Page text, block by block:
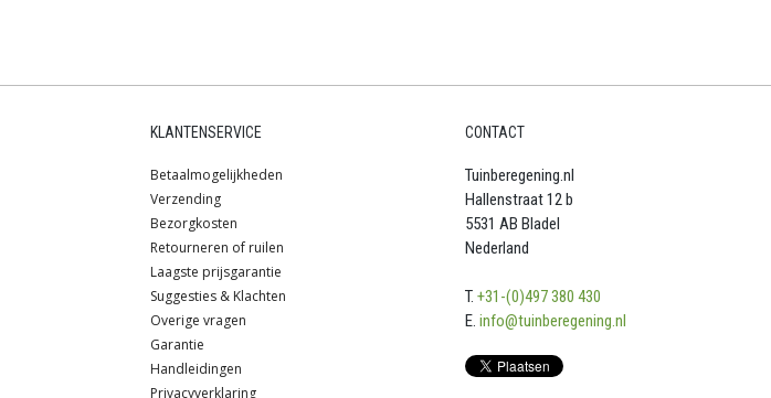
KLANTENSERVICE
Betaalmogelijkheden
Verzending
Bezorgkosten
Retourneren of ruilen
Laagste prijsgarantie
Suggesties & Klachten
Overige vragen
Garantie
Handleidingen
Privacyverklaring
CONTACT
Tuinberegening.nl
Hallenstraat 12 b
5531 AB Bladel
Nederland
T. +31-(0)497 380 430
E. info@tuinberegening.nl